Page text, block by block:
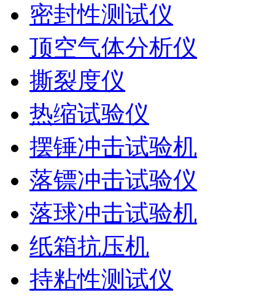
密封性测试仪
顶空气体分析仪
撕裂度仪
热缩试验仪
摆锤冲击试验机
落镖冲击试验仪
落球冲击试验机
纸箱抗压机
持粘性测试仪